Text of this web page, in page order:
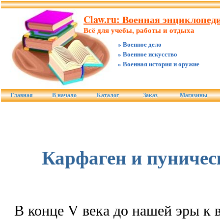
Claw.ru: Военная
Всё для учебы, работы и отдыха
» Военное дело
» Военное искусство
» Военная история и оружие
Главная В начало Каталог Заказ Магазины
Карфаген и
В конце V века до нашей эры к